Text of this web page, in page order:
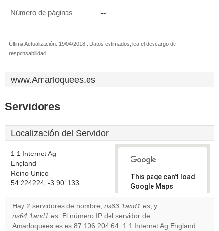
Número de páginas --
Última Actualización: 19/04/2018 . Datos estimados, lea el descargo de
responsabilidad.
www.Amarloquees.es
Servidores
Localización del Servidor
1 1 Internet Ag
England
Reino Unido
54.224224, -3.901133
This page can't load
Google Maps
correctly.
Do you
own this
OK
Hay 2 servidores de nombre, ns63.1and1.es, y
ns64.1and1.es. El número IP del servidor de
Amarloquees.es es 87.106.204.64. 1 1 Internet Ag England